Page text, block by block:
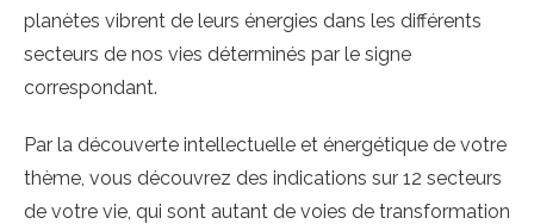
planètes vibrent de leurs énergies dans les différents
secteurs de nos vies déterminés par le signe
correspondant.
Par la découverte intellectuelle et énergétique de votre
thème, vous découvrez des indications sur 12 secteurs
de votre vie, qui sont autant de voies de transformation